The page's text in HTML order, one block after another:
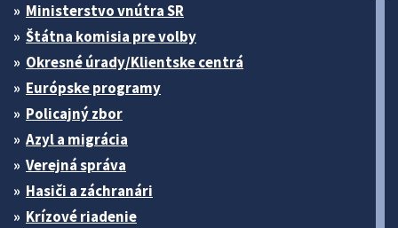
Ministerstvo vnútra SR
Štátna komisia pre volby
Okresné úrady/Klientske centrá
Európske programy
Policajný zbor
Azyl a migrácia
Verejná správa
Hasiči a záchranári
Krízové riadenie